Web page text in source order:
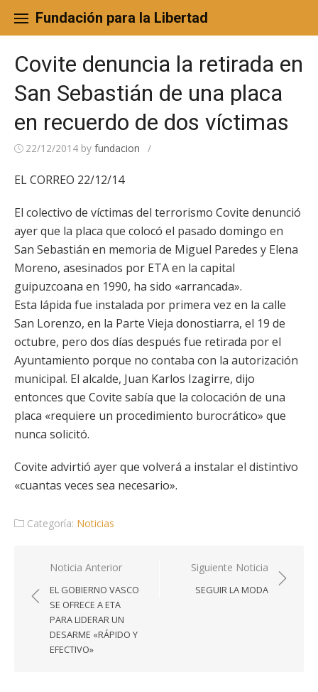
content
Fundación para la Libertad
Covite denuncia la retirada en
San Sebastián de una placa
en recuerdo de dos víctimas
22/12/2014 by fundacion /
EL CORREO 22/12/14
El colectivo de víctimas del terrorismo Covite denunció
ayer que la placa que colocó el pasado domingo en
San Sebastián en memoria de Miguel Paredes y Elena
Moreno, asesinados por ETA en la capital
guipuzcoana en 1990, ha sido «arrancada».
Esta lápida fue instalada por primera vez en la calle
San Lorenzo, en la Parte Vieja donostiarra, el 19 de
octubre, pero dos días después fue retirada por el
Ayuntamiento porque no contaba con la autorización
municipal. El alcalde, Juan Karlos Izagirre, dijo
entonces que Covite sabía que la colocación de una
placa «requiere un procedimiento burocrático» que
nunca solicitó.
Covite advirtió ayer que volverá a instalar el distintivo
«cuantas veces sea necesario».
Categoría: Noticias
Navegación
de
entradas
Noticia Anterior
EL GOBIERNO VASCO
SE OFRECE A ETA
PARA LIDERAR UN
DESARME «RÁPIDO Y
EFECTIVO»
Siguiente Noticia
SEGUIR LA MODA